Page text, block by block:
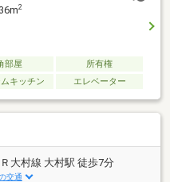
2
部屋
所有権
キッチン エレベーター
Ｒ大村線 大村駅 徒歩7分
交通